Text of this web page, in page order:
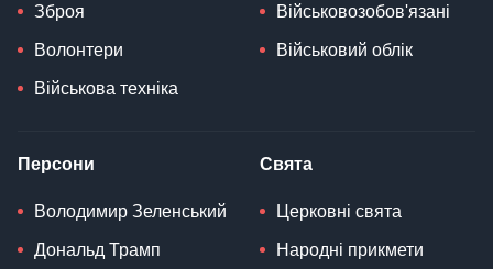
Зброя
Волонтери
Військова техніка
Військовозобов'язані
Військовий облік
Персони
Володимир Зеленський
Дональд Трамп
Свята
Церковні свята
Народні прикмети